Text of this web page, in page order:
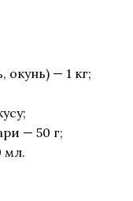
окунь) — 1 кг;
— 50 г;
мл.